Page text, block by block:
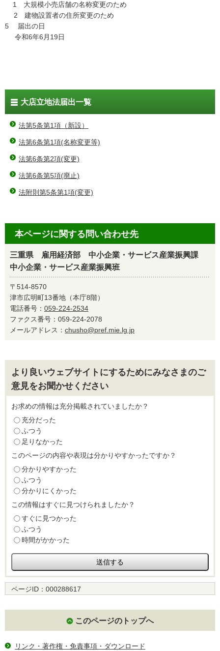
1 大規模小売店舗の名称変更のため
2 建物設置者の住所変更のため
5 届出の日
令和6年6月19日
大店立地法届出一覧
法第5条第1項（新設）
法第6条第1項(名称変更等)
法第6条第2項(変更)
法第6条第5項(廃止)
法附則第5条第1項(変更)
本ページに関する問い合わせ先
三重県 雇用経済部 中小企業・サービス産業振興課
中小企業・サービス産業振興班
〒514-8570
津市広明町13番地（本庁8階）
電話番号： 059-224-2534
ファクス番号：059-224-2078
メールアドレス： chusho@pref.mie.lg.jp
より良いウェブサイトにするためにみなさまのご
意見をお聞かせください
お求めの情報は充分掲載されていましたか？
充分だった
ふつう
足りなかった
このページの内容や表現は分かりやすかったですか？
分かりやすかった
ふつう
分かりにくかった
この情報はすぐに見つけられましたか？
すぐに見つかった
ふつう
時間がかかった
ページID： 000288617
このページのトップへ
リンク・著作権・免責事項・ダウンロード